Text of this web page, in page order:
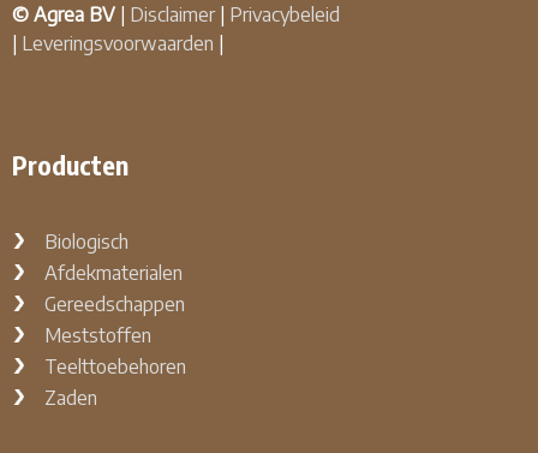
© Agrea BV Disclaimer| Privacybeleid
Leveringsvoorwaarden
Producten
Biologisch
Afdekmaterialen
Gereedschappen
Meststoffen
Teelttoebehoren
Zaden